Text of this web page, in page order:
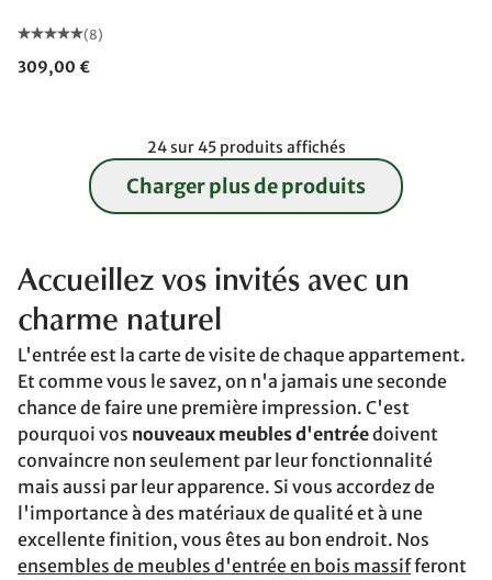
(8)
309,00 €
24 sur 45 produits affichés
Charger plus de produits
Accueillez vos invités avec un
charme naturel
L'entrée est la carte de visite de chaque appartement.
Et comme vous le savez, on n'a jamais une seconde
chance de faire une première impression. C'est
pourquoi vos nouveaux meubles d'entréedoivent
convaincre non seulement par leur fonctionnalité
mais aussi par leur apparence. Si vous accordez de
l'importance à des matériaux de qualité et à une
excellente finition, vous êtes au bon endroit. Nos
ensembles de meubles d'entrée en bois massifferont